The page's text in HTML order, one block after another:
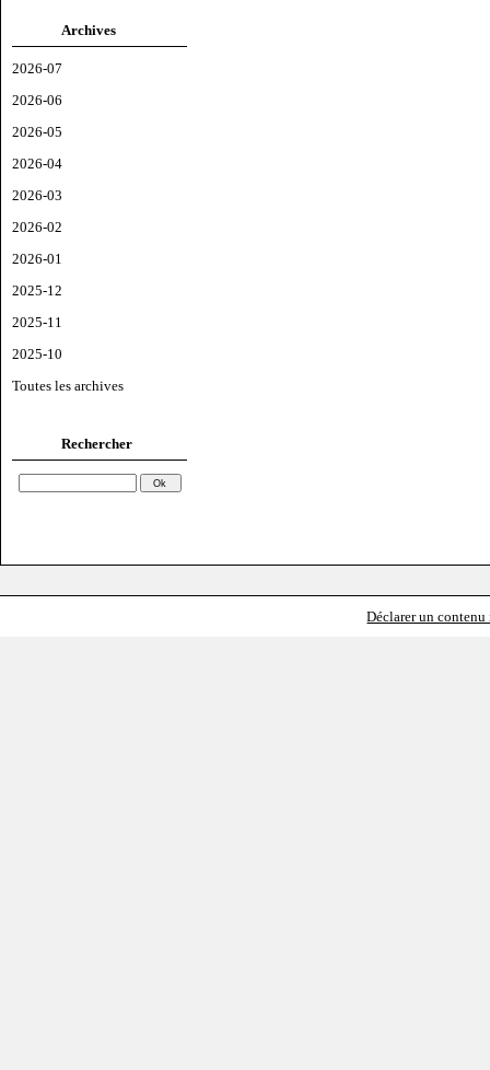
Archives
2026-07
2026-06
2026-05
2026-04
2026-03
2026-02
2026-01
2025-12
2025-11
2025-10
Toutes les archives
Rechercher
Déclarer un